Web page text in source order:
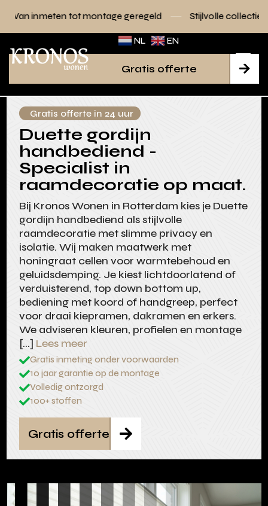
tot montage geregeld Stijlvolle collecties voor elk
NL EN

Gratis offerte
Gratis offerte in 24 uur
Duette gordijn
handbediend -
Specialist in
raamdecoratie op maat.
Bij Kronos Wonen in Rotterdam kies je Duette
gordijn handbediend als stijlvolle
raamdecoratie met slimme privacy en
isolatie. Wij maken maatwerk met
honingraat cellen voor warmtebehoud en
geluidsdemping. Je kiest lichtdoorlatend of
verduisterend, top down bottom up,
bediening met koord of handgreep, perfect
voor draai kiepramen, dakramen en erkers.
We adviseren kleuren, profielen en montage
[…] Lees meer
Gratis inmeting onder voorwaarden
10 jaar garantie op de montage
Volledig ontzorgd
100+ stoffen

Gratis offerte